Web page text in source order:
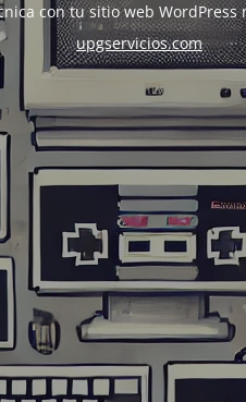
con tu sitio web
upgservicios.com